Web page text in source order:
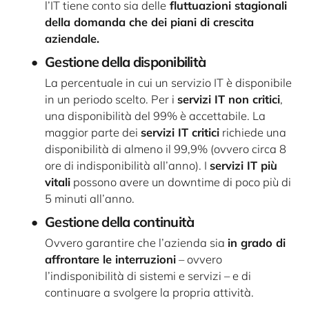
l’IT tiene conto sia delle fluttuazioni stagionali
della domanda che dei piani di crescita
aziendale.
Gestione della disponibilità
La percentuale in cui un servizio IT è disponibile
in un periodo scelto. Per i servizi IT non critici,
una disponibilità del 99% è accettabile. La
maggior parte dei servizi IT critici richiede una
disponibilità di almeno il 99,9% (ovvero circa 8
ore di indisponibilità all’anno). I servizi IT più
vitali possono avere un downtime di poco più di
5 minuti all’anno.
Gestione della continuità
Ovvero garantire che l’azienda sia in grado di
affrontare le interruzioni– ovvero
l’indisponibilità di sistemi e servizi – e di
continuare a svolgere la propria attività.